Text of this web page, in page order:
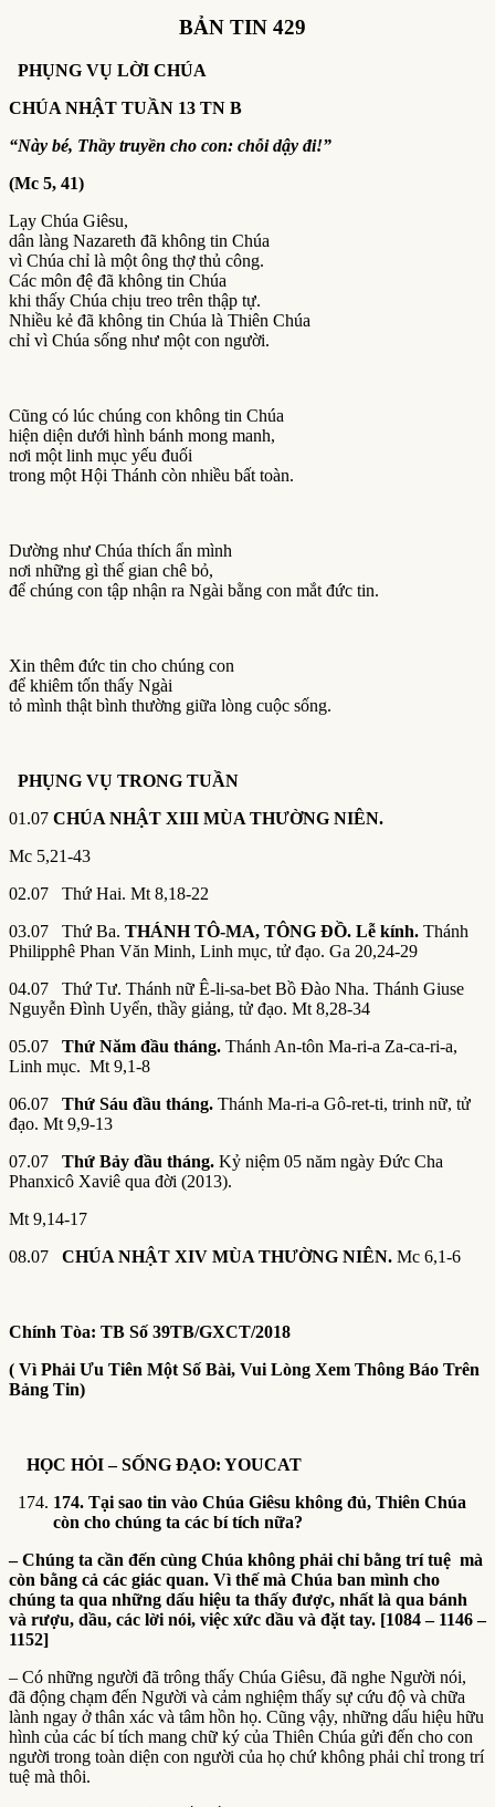
BẢN TIN 429
PHỤNG VỤ LỜI CHÚA
CHÚA NHẬT TUẦN 13 TN B
“Này bé, Thầy truyền cho con: chỗi dậy đi!”
(Mc 5, 41)
Lạy Chúa Giêsu,
dân làng Nazareth đã không tin Chúa
vì Chúa chỉ là một ông thợ thủ công.
Các môn đệ đã không tin Chúa
khi thấy Chúa chịu treo trên thập tự.
Nhiều kẻ đã không tin Chúa là Thiên Chúa
chỉ vì Chúa sống như một con người.
Cũng có lúc chúng con không tin Chúa
hiện diện dưới hình bánh mong manh,
nơi một linh mục yếu đuối
trong một Hội Thánh còn nhiều bất toàn.
Dường như Chúa thích ẩn mình
nơi những gì thế gian chê bỏ,
để chúng con tập nhận ra Ngài bằng con mắt đức tin.
Xin thêm đức tin cho chúng con
để khiêm tốn thấy Ngài
tỏ mình thật bình thường giữa lòng cuộc sống.
PHỤNG VỤ TRONG TUẦN
01.07 CHÚA NHẬT XIII MÙA THƯỜNG NIÊN.
Mc 5,21-43
02.07 Thứ Hai. Mt 8,18-22
03.07 Thứ Ba. THÁNH TÔ-MA, TÔNG ĐỒ. Lễ kính. Thánh
Philipphê Phan Văn Minh, Linh mục, tử đạo. Ga 20,24-29
04.07 Thứ Tư. Thánh nữ Ê-li-sa-bet Bồ Đào Nha. Thánh Giuse
Nguyễn Đình Uyển, thầy giảng, tử đạo. Mt 8,28-34
05.07 Thứ Năm đầu tháng. Thánh An-tôn Ma-ri-a Za-ca-ri-a,
Linh mục. Mt 9,1-8
06.07 Thứ Sáu đầu tháng. Thánh Ma-ri-a Gô-ret-ti, trinh nữ, tử
đạo. Mt 9,9-13
07.07 Thứ Bảy đầu tháng. Kỷ niệm 05 năm ngày Đức Cha
Phanxicô Xaviê qua đời (2013).
Mt 9,14-17
08.07 CHÚA NHẬT XIV MÙA THƯỜNG NIÊN. Mc 6,1-6
Chính Tòa: TB Số 39TB/GXCT/2018
( Vì Phải Ưu Tiên Một Số Bài, Vui Lòng Xem Thông Báo Trên
Bảng Tin)
HỌC HỎI – SỐNG ĐẠO: YOUCAT
174. Tại sao tin vào Chúa Giêsu không đủ, Thiên Chúa
còn cho chúng ta các bí tích nữa?
– Chúng ta cần đến cùng Chúa không phải chỉ bằng trí tuệ mà
còn bằng cả các giác quan. Vì thế mà Chúa ban mình cho
chúng ta qua những dấu hiệu ta thấy được, nhất là qua bánh
và rượu, dầu, các lời nói, việc xức dầu và đặt tay. [1084 – 1146 –
1152]
– Có những người đã trông thấy Chúa Giêsu, đã nghe Người nói,
đã động chạm đến Người và cảm nghiệm thấy sự cứu độ và chữa
lành ngay ở thân xác và tâm hồn họ. Cũng vậy, những dấu hiệu hữu
hình của các bí tích mang chữ ký của Thiên Chúa gửi đến cho con
người trong toàn diện con người của họ chứ không phải chỉ trong trí
tuệ mà thôi.